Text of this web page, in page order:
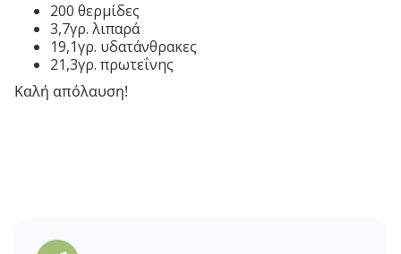
200 θερμίδες
3,7γρ. λιπαρά
19,1γρ. υδατάνθρακες
21,3γρ. πρωτεΐνης
Καλή απόλαυση!